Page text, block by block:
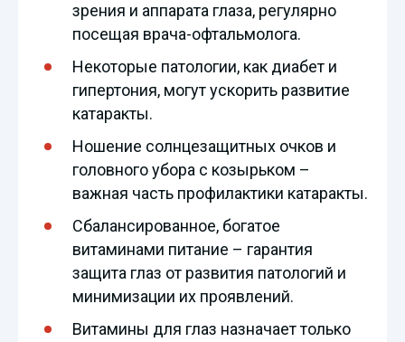
зрения и аппарата глаза, регулярно
посещая врача-офтальмолога.
Некоторые патологии, как диабет и
гипертония, могут ускорить развитие
катаракты.
Ношение солнцезащитных очков и
головного убора с козырьком –
важная часть профилактики катаракты.
Сбалансированное, богатое
витаминами питание – гарантия
защита глаз от развития патологий и
минимизации их проявлений.
Витамины для глаз назначает только